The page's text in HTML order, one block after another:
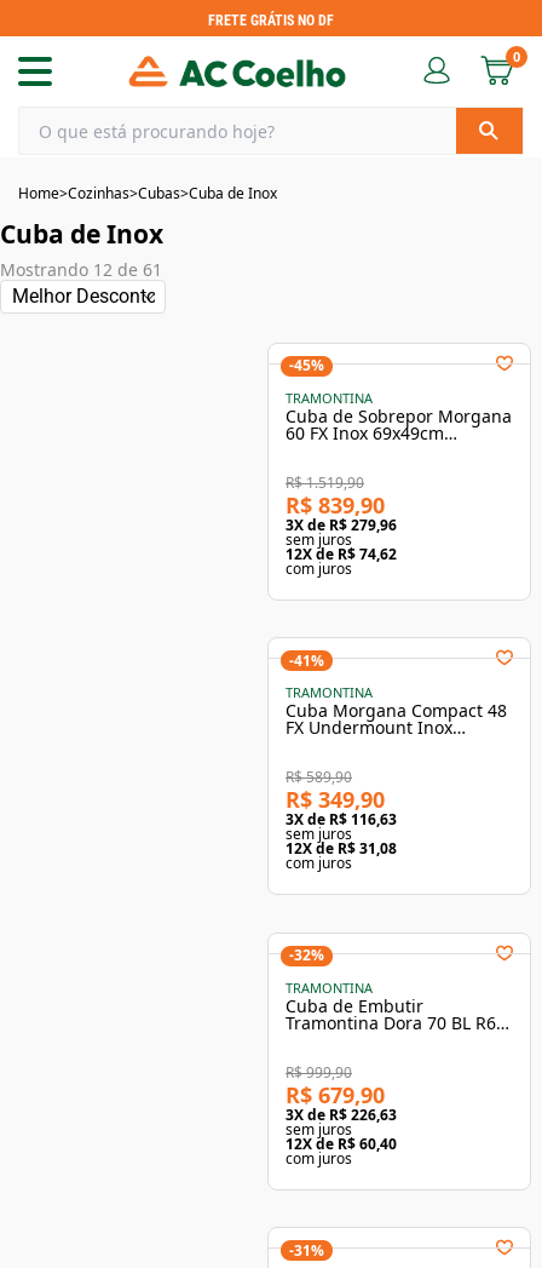
FRETE GRÁTIS NO DF
0
Home>Cozinhas>Cubas>Cuba de Inox
Cuba de Inox
Mostrando 12 de 61
TRAMONTINA
Cuba de Sobrepor Morgana
60 FX Inox 69x49cm
R$ 1.519,90
R$ 839,90
3X de R$ 279,96
sem juros
12X de R$ 74,62
com juros
-45%
TRAMONTINA
Cuba Morgana Compact 48
FX Undermount Inox
R$ 589,90
R$ 349,90
3X de R$ 116,63
sem juros
12X de R$ 31,08
com juros
-41%
TRAMONTINA
Cuba de Embutir
Tramontina Dora 70 BL R6
R$ 999,90
R$ 679,90
3X de R$ 226,63
sem juros
12X de R$ 60,40
com juros
-32%
-31%